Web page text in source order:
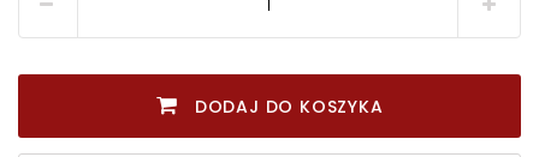
DODAJ DO KOSZYKA